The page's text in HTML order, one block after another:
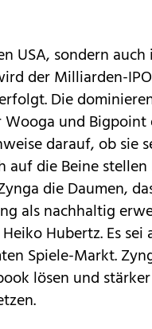
USA, sondern auch
der Milliarden-
Die
Wooga und Bigpoint
darauf, ob sie
auf die Beine
die Daumen,
als nachhaltig
Hubertz. Es sei
Spiele-Markt.
lösen und